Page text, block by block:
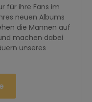
für ihre Fans im
neuen Albums
die Mannen auf
machen dabei
unseres